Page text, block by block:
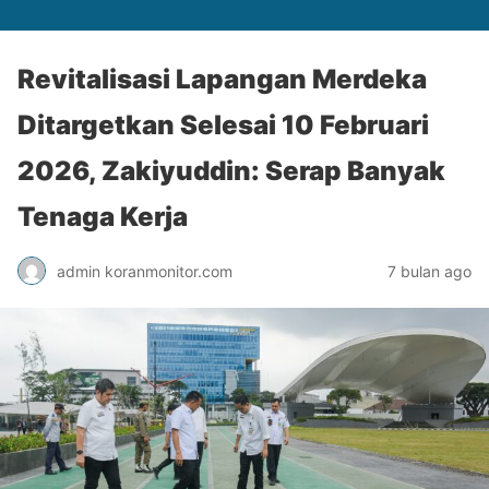
Revitalisasi Lapangan Merdeka
Ditargetkan Selesai 10 Februari
2026, Zakiyuddin: Serap Banyak
Tenaga Kerja
admin koranmonitor.com 7 bulan ago